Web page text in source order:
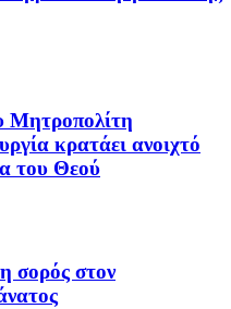
Μητροπολίτη
κρατάει ανοιχτό
του Θεού
σορός στον